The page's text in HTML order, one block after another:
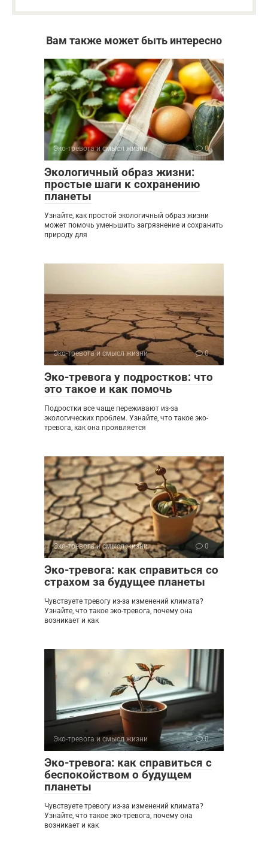
Вам также может быть интересно
Эко-тревога и смысл жизни 0
Экологичный образ жизни:
простые шаги к сохранению
планеты
Узнайте, как простой экологичный образ жизни
может помочь уменьшить загрязнение и сохранить
природу для
Эко-тревога и смысл жизни 0
Эко-тревога у подростков: что
это такое и как помочь
Подростки все чаще переживают из-за
экологических проблем. Узнайте, что такое эко-
тревога, как она проявляется
Эко-тревога и смысл жизни 0
Эко-тревога: как справиться со
страхом за будущее планеты
Чувствуете тревогу из-за изменений климата?
Узнайте, что такое эко-тревога, почему она
возникает и как
Эко-тревога и смысл жизни 0
Эко-тревога: как справиться с
беспокойством о будущем
планеты
Чувствуете тревогу из-за изменений климата?
Узнайте, что такое эко-тревога, почему она
возникает и как